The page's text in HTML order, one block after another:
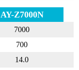
AY-Z7000N
7000
700
14.0